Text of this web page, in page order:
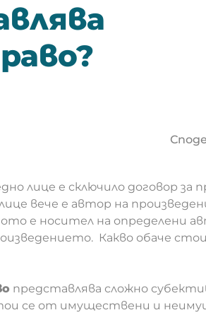
лице е сключило договор за
вече е автор на
е носител на определени
Какво обаче
представлява сложно
се от имуществени и